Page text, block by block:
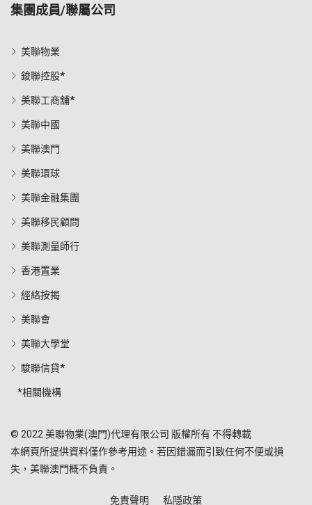
集團成員/聯屬公司
美聯物業
鋑聯控股*
美聯工商舖*
美聯中國
美聯澳門
美聯環球
美聯金融集團
美聯移民顧問
美聯測量師行
香港置業
經絡按揭
美聯會
美聯大學堂
駿聯信貸*
*相關機構
© 2022 美聯物業(澳門)代理有限公司 版權所有 不得轉載
本網頁所提供資料僅作參考用途。若因錯漏而引致任何不便或損
失，美聯澳門概不負責。
免責聲明 私隱政策